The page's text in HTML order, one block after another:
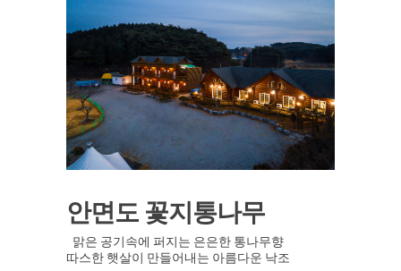
안면도 꽃지통나무
맑은 공기속에 퍼지는 은은한 통나무향
따스한 햇살이 만들어내는 아름다운 낙조